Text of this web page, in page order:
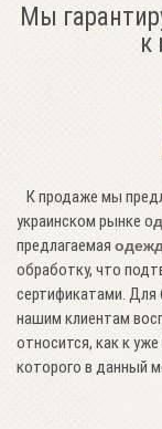
Мы
к
К продаже мы
украинском рынке о
предлагаемая
обработку, что
сертификатами.
нашим клиентам
относится, как к
которого в данный